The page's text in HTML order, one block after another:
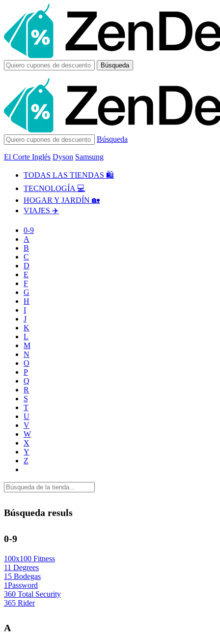
Búsqueda
Búsqueda
El Corte Inglés Dyson Samsung
TODAS LAS TIENDAS 🛍️
TECNOLOGÍA 💻
HOGAR Y JARDÍN 🏡
VIAJES ✈️
0-9
A
B
C
D
E
F
G
H
I
J
K
L
M
N
O
P
Q
R
S
T
U
V
W
X
Y
Z
Búsqueda resuls
0-9
100x100 Fitness
11 Degrees
15 Bodegas
1Password
360 Total Security
365 Rider
A